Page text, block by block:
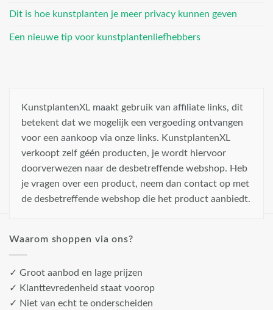
Dit is hoe kunstplanten je meer privacy kunnen geven
Een nieuwe tip voor kunstplantenliefhebbers
KunstplantenXL maakt gebruik van affiliate links, dit
betekent dat we mogelijk een vergoeding ontvangen
voor een aankoop via onze links. KunstplantenXL
verkoopt zelf géén producten, je wordt hiervoor
doorverwezen naar de desbetreffende webshop. Heb
je vragen over een product, neem dan contact op met
de desbetreffende webshop die het product aanbiedt.
Waarom shoppen via ons?
✓ Groot aanbod en lage prijzen
✓ Klanttevredenheid staat voorop
✓ Niet van echt te onderscheiden